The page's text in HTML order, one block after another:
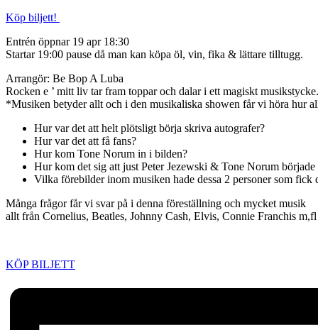
Köp biljett!
Entrén öppnar 19 apr 18:30
Startar 19:00 pause då man kan köpa öl, vin, fika & lättare tilltugg.
Arrangör: Be Bop A Luba
Rocken e ’ mitt liv tar fram toppar och dalar i ett magiskt musikstycke.
*Musiken betyder allt och i den musikaliska showen får vi höra hur
Hur var det att helt plötsligt börja skriva autografer?
Hur var det att få fans?
Hur kom Tone Norum in i bilden?
Hur kom det sig att just Peter Jezewski & Tone Norum
Vilka förebilder inom musiken hade dessa 2 personer som
Många frågor får vi svar på i denna föreställning och mycket musik
allt från Cornelius, Beatles, Johnny Cash, Elvis, Connie Franchis m,fl
KÖP BILJETT